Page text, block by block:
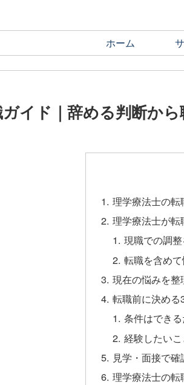
ホーム
イド｜辞める判断か
理学療法士の
理学療法士が
現職での調
転職を含め
現在の悩みを整
転職前に決める
条件はでき
経験したい
見学・面接で
理学療法士の